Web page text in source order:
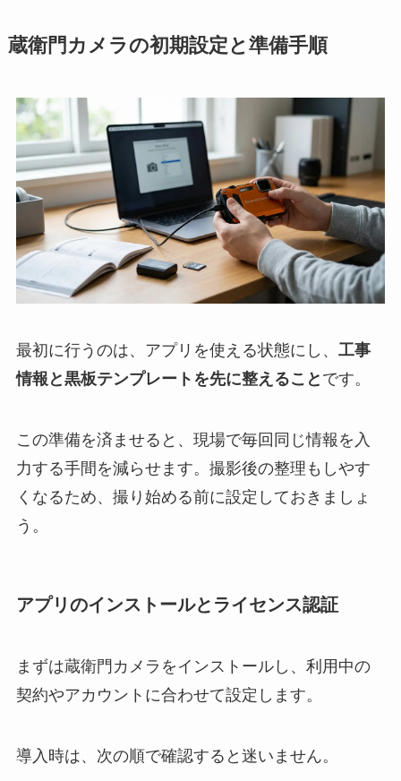
蔵衛門カメラの初期設定と準備手順
最初に行うのは、アプリを使える状態にし、 工事
情報と黒板テンプレートを先に整えること です。
この準備を済ませると、現場で毎回同じ情報を入
力する手間を減らせます。撮影後の整理もしやす
くなるため、撮り始める前に設定しておきましょ
う。
アプリのインストールとライセンス認証
まずは蔵衛門カメラをインストールし、利用中の
契約やアカウントに合わせて設定します。
導入時は、次の順で確認すると迷いません。